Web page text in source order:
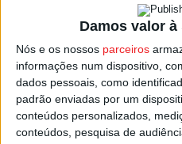
Damos valor
Nós e os nossos parceiros
informações num dispositivo,
dados pessoais, como
padrão enviadas por um
conteúdos personalizados,
conteúdos, pesquisa de
Ao que a Estação Diária
para a nova época estão,
Araújo, Tiago Mesquita ,
Daniel Nussbaumer,Mbaye
No plantel eram vários os
deverão regressar aos